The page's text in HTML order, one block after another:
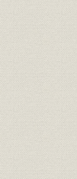
沿革;施設
役員
役員
施設
災害;施設